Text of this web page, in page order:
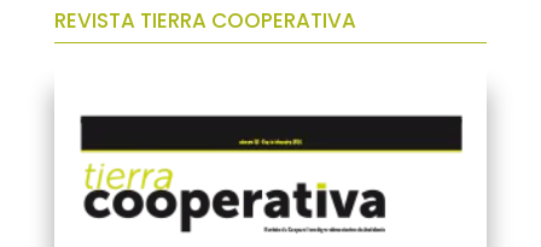
REVISTA TIERRA COOPERATIVA